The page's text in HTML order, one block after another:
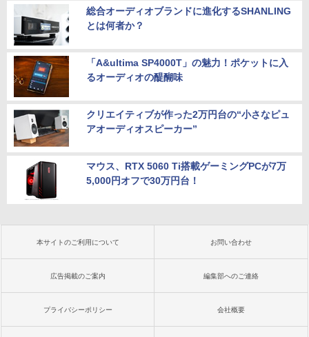
総合オーディオブランドに進化するSHANLING
とは何者か？
「A&ultima SP4000T」の魅力！ポケットに入
るオーディオの醍醐味
クリエイティブが作った2万円台の“小さなピュ
アオーディオスピーカー”
マウス、RTX 5060 Ti搭載ゲーミングPCが7万
5,000円オフで30万円台！
本サイトのご利用について お問い合わせ
広告掲載のご案内 編集部へのご連絡
プライバシーポリシー 会社概要